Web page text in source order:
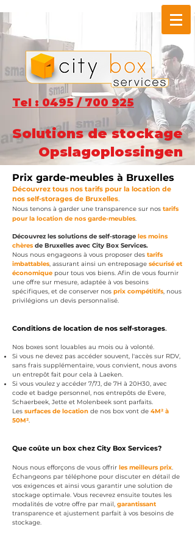
Tel : 0495 / 700 925
Solutions de stockage
Opslagoplossingen
Prix garde-meubles à Bruxelles
Découvrez tous nos tarifs pour la location de
nos self-storages de Bruxelles.
Nous tenons à garder une transparence sur nos tarifs
pour la location de nos garde-meubles.
Découvrez les solutions de self-storage les moins
chères de Bruxelles avec City Box Services.
Nous nous engageons à vous proposer des tarifs
imbattables, assurant ainsi un entreposage sécurisé et
économique pour tous vos biens. Afin de vous fournir
une offre sur mesure, adaptée à vos besoins
spécifiques, et de conserver nos prix compétitifs, nous
privilégions un devis personnalisé.
Conditions de location de nos self-storages.
Nos boxes sont louables au mois ou à volonté.
Si vous ne devez pas accéder souvent, l'accès sur RDV,
sans frais supplémentaire, vous convient, nous avons
un entrepôt fait pour cela à Laeken.
Si vous voulez y accéder 7/7J, de 7H à 20H30, avec
code et badge personnel, nos entrepôts de Evere,
Schaerbeek, Jette et Molenbeek sont parfaits.
Les surfaces de location de nos box vont de 4M² à
50M².
Que coûte un box chez City Box Services?
Nous nous efforçons de vous offrir les meilleurs prix.
Échangeons par téléphone pour discuter en détail de
vos exigences et ainsi vous garantir une solution de
stockage optimale. Vous recevrez ensuite toutes les
modalités de votre offre par mail, garantissant
transparence et ajustement parfait à vos besoins de
stockage.